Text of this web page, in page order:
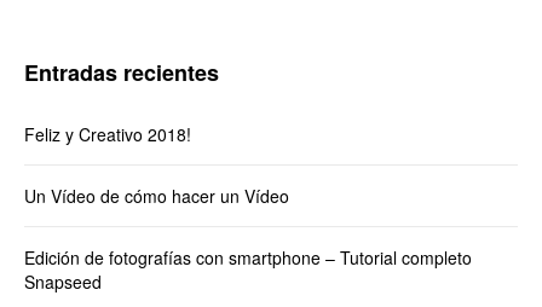
Entradas recientes
Feliz y Creativo 2018!
Un Vídeo de cómo hacer un Vídeo
Edición de fotografías con smartphone – Tutorial completo
Snapseed